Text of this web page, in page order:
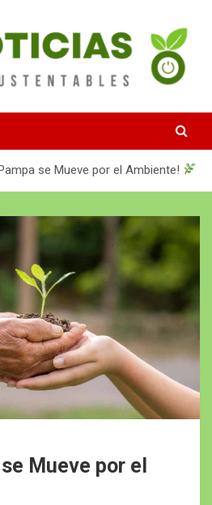
se Mueve por el Ambiente!
se Mueve por el